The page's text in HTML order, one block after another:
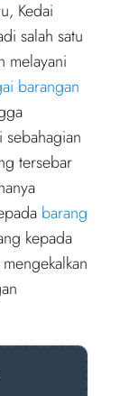
Kedai
salah satu
melayani
barangan
sebahagian
tersebar
barang
kepada